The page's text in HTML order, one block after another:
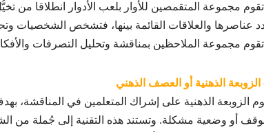
مجموعة المتقمصين للأوار بلعب الأدوار انطلاقا
عناصرها والعلاقات القائمة بينها، فتشخص الشخصيات
مجموعة الملاحظين بمناقشة وتحليل التصرفات
الزوبعة الذهنية على إشراك المتعلمين في المناقشة،
أو وضعية مشكلة. وتستند هذه التقنية إلى جُملة من